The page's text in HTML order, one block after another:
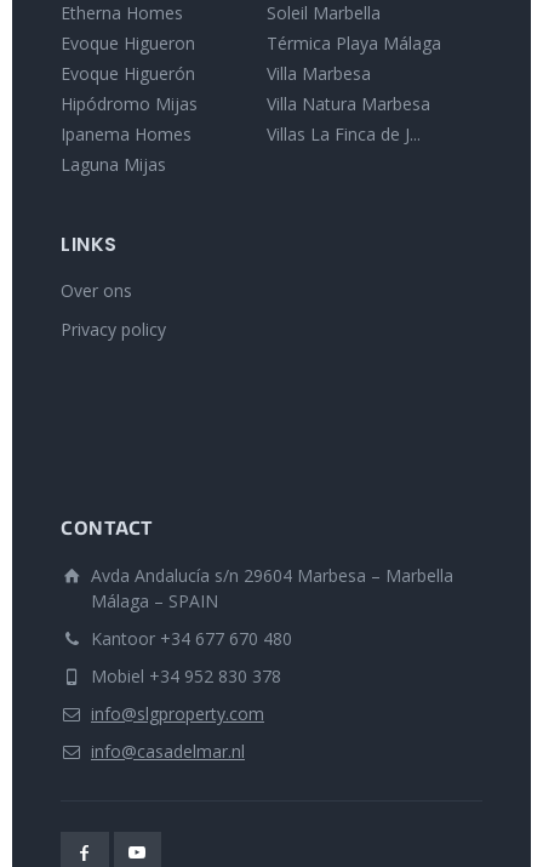
Etherna Homes
Evoque Higueron
Evoque Higuerón
Hipódromo Mijas
Ipanema Homes
Laguna Mijas
Soleil Marbella
Térmica Playa Málaga
Villa Marbesa
Villa Natura Marbesa
Villas La Finca de J...
LINKS
Over ons
Privacy policy
CONTACT
Avda Andalucía s/n 29604 Marbesa – Marbella
Málaga – SPAIN
Kantoor +34 677 670 480
Mobiel +34 952 830 378
info@slgproperty.com
info@casadelmar.nl